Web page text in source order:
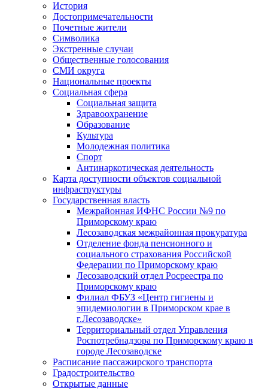
История
Достопримечательности
Почетные жители
Символика
Экстренные случаи
Общественные голосования
СМИ округа
Национальные проекты
Социальная сфера
Социальная защита
Здравоохранение
Образование
Культура
Молодежная политика
Спорт
Антинаркотическая деятельность
Карта доступности объектов социальной
инфраструктуры
Государственная власть
Межрайонная ИФНС России №9 по
Приморскому краю
Лесозаводская межрайонная прокуратура
Отделение фонда пенсионного и
социального страхования Российской
Федерации по Приморскому краю
Лесозаводский отдел Росреестра по
Приморскому краю
Филиал ФБУЗ «Центр гигиены и
эпидемиологии в Приморском крае в
г.Лесозаводске»
Территориальный отдел Управления
Роспотребнадзора по Приморскому краю в
городе Лесозаводске
Расписание пассажирского транспорта
Градостроительство
Открытые данные